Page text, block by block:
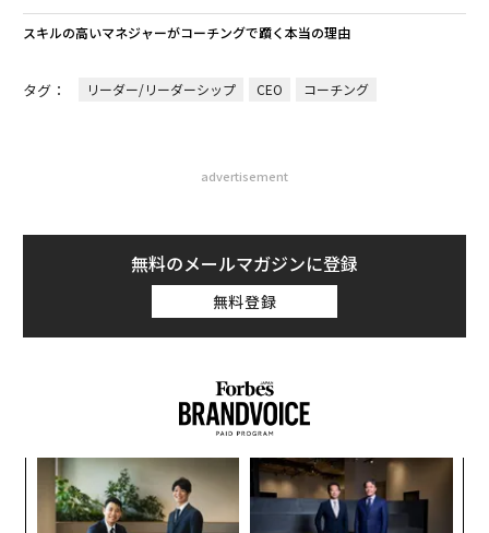
スキルの高いマネジャーがコーチングで躓く本当の理由
タグ： リーダー/リーダーシップ CEO コーチング
advertisement
無料のメールマガジンに登録
無料登録